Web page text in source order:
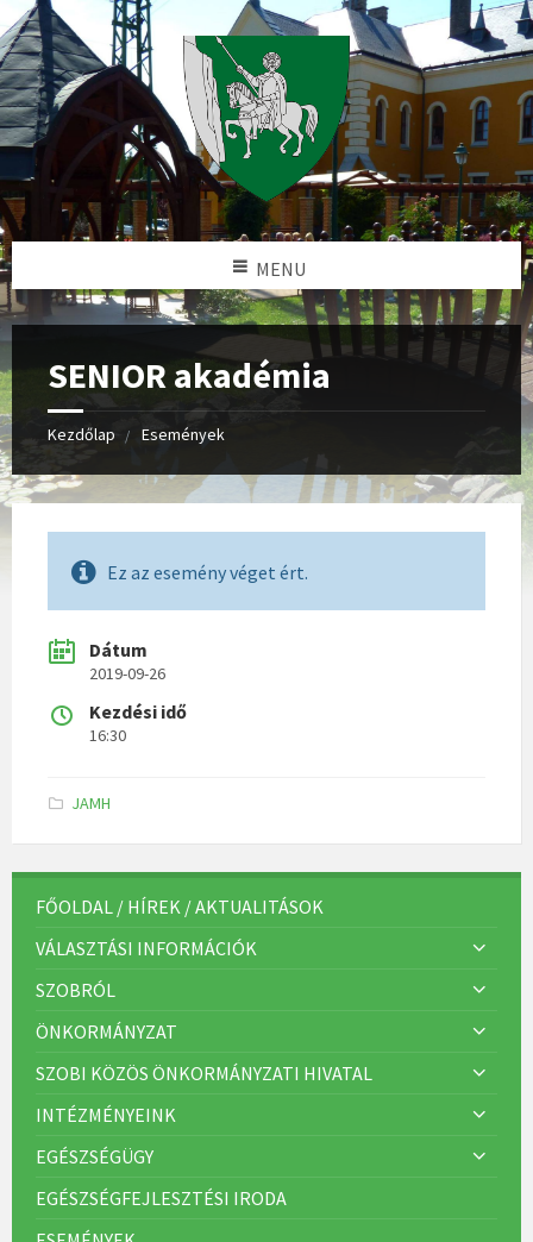
MENU
SENIOR akadémia
Kezdőlap Események
Ez az esemény véget ért.
Dátum
2019-09-26
Kezdési idő
16:30
K
r
i
k
JAMH
FŐOLDAL / HÍREK / AKTUALITÁSOK
VÁLASZTÁSI INFORMÁCIÓK
SZOBRÓL
ÖNKORMÁNYZAT
SZOBI KÖZÖS ÖNKORMÁNYZATI HIVATAL
INTÉZMÉNYEINK
EGÉSZSÉGÜGY
EGÉSZSÉGFEJLESZTÉSI IRODA